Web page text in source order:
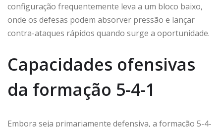
configuração frequentemente leva a um bloco baixo,
onde os defesas podem absorver pressão e lançar
contra-ataques rápidos quando surge a oportunidade.
Capacidades ofensivas
da formação 5-4-1
Embora seja primariamente defensiva, a formação 5-4-